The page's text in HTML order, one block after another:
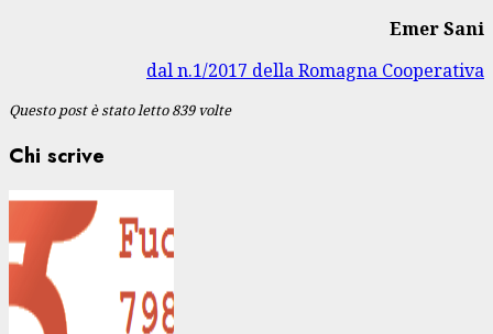
Emer Sani
dal n.1/2017 della Romagna Cooperativa
Questo post è stato letto 839 volte
Chi scrive